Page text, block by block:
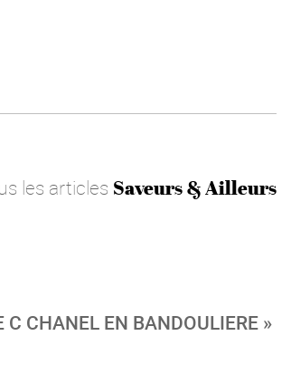
les articles Saveurs & Ailleurs
CHANEL EN BANDOULIERE »